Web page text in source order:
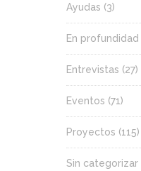
Ayudas (3)
En profundidad
Entrevistas (27)
Eventos (71)
Proyectos (115)
Sin categorizar